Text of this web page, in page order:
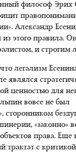
философ Эрих
Александр
этого правила.
и строгим
легализм
являлся
ценностью для
вовсе не был
сторонником
«законно»
права. Еще
трактат с